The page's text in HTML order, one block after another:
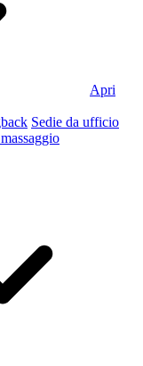
Apri
Sedie da ufficio